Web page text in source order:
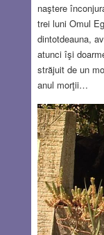
naştere
trei luni Omul
dintotdeauna,
atunci îşi
străjuit de un
anul morţii…